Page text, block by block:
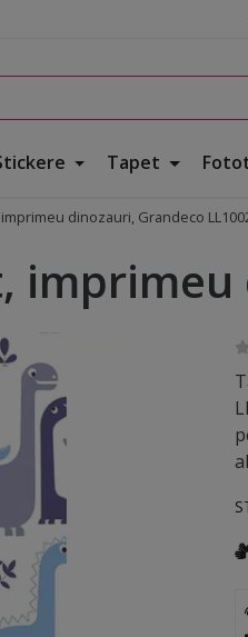
Tapet
dinozauri, Grandeco
imprimeu